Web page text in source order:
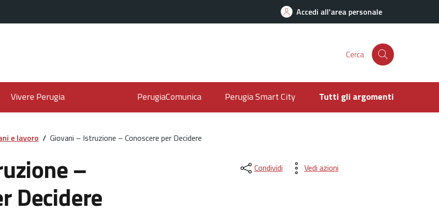
Accedi all'area personale
Cerca
Vivere Perugia PerugiaComunica Perugia Smart City Tutti gli argomenti
e lavoro / Giovani – Istruzione – Conoscere per Decidere
–
Decidere
Condividi Vedi azioni